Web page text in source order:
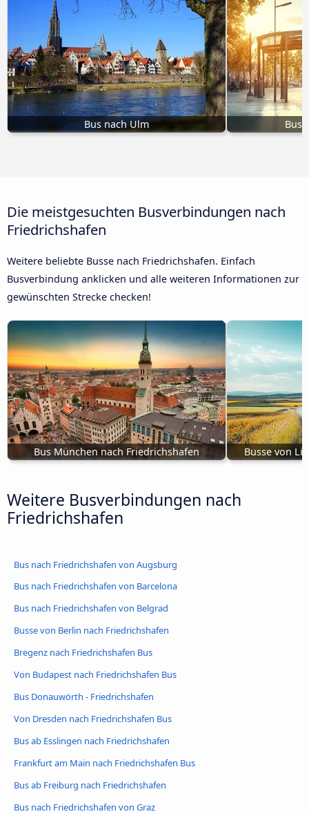
Bus nach Ulm Bus
Die meistgesuchten Busverbindungen nach
Friedrichshafen
Weitere beliebte Busse nach Friedrichshafen. Einfach
Busverbindung anklicken und alle weiteren Informationen zur
gewünschten Strecke checken!
Bus München nach Friedrichshafen Busse von
Weitere Busverbindungen nach
Friedrichshafen
Bus nach Friedrichshafen von Augsburg
Bus nach Friedrichshafen von Barcelona
Bus nach Friedrichshafen von Belgrad
Busse von Berlin nach Friedrichshafen
Bregenz nach Friedrichshafen Bus
Von Budapest nach Friedrichshafen Bus
Bus Donauwörth - Friedrichshafen
Von Dresden nach Friedrichshafen Bus
Bus ab Esslingen nach Friedrichshafen
Frankfurt am Main nach Friedrichshafen Bus
Bus ab Freiburg nach Friedrichshafen
Bus nach Friedrichshafen von Graz